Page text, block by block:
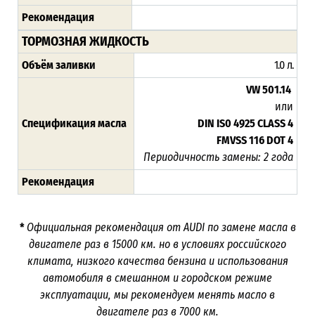
Рекомендация
ТОРМОЗНАЯ ЖИДКОСТЬ
Объём заливки 1.0 л.
Спецификация масла
VW 501.14
или
DIN IS0 4925 CLASS 4
FMVSS 116 DOT 4
Периодичность замены: 2 года
Рекомендация
*Официальная рекомендация от AUDI по замене масла в
двигателе раз в 15000 км. но в условиях российского
климата, низкого качества бензина и использования
автомобиля в смешанном и городском режиме
эксплуатации, мы рекомендуем менять масло в
двигателе раз в 7000 км.